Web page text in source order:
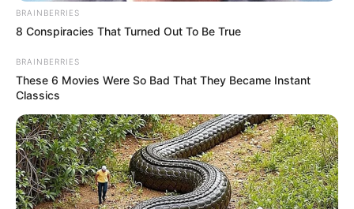
Περισσότερα νέα από την Εύβοια
Πότε μπαίνει το επίδομα αδείας 2026;
Πότε έχει απαγορευτικό απόπλου;
Κάθε πότε μπαίνει το επίδομα ανεργίας το
2026;
Ακολουθήστε το evianews.com στοGoogle
BRAINBERRIES
8 Conspiracies That Turned Out To Be True
BRAINBERRIES
These 6 Movies Were So Bad That They Became Instant
Classics